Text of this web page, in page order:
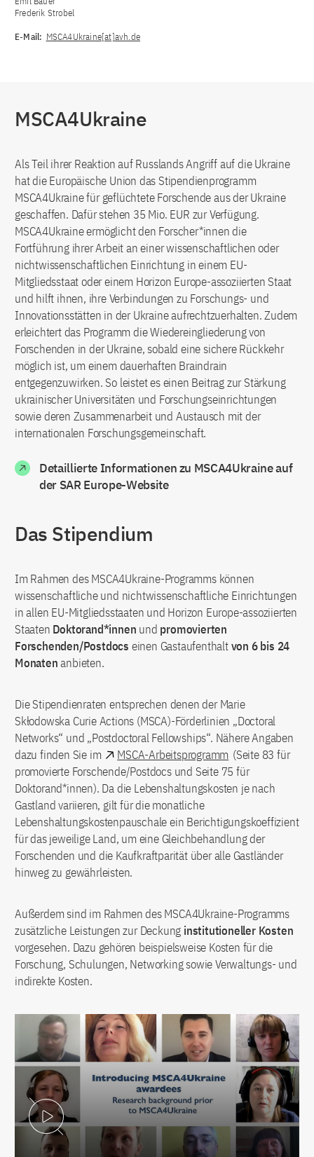
Frederik Strobel
E-Mail: MSCA4Ukraine[at]avh.de
MSCA4Ukraine
Als Teil ihrer Reaktion auf Russlands Angriff auf die Ukraine
hat die Europäische Union das Stipendienprogramm
MSCA4Ukraine für geflüchtete Forschende aus der Ukraine
geschaffen. Dafür stehen 35 Mio. EUR zur Verfügung.
MSCA4Ukraine ermöglicht den Forscher*innen die
Fortführung ihrer Arbeit an einer wissenschaftlichen oder
nichtwissenschaftlichen Einrichtung in einem EU-
Mitgliedsstaat oder einem Horizon Europe-assoziierten Staat
und hilft ihnen, ihre Verbindungen zu Forschungs- und
Innovationsstätten in der Ukraine aufrechtzuerhalten. Zudem
erleichtert das Programm die Wiedereingliederung von
Forschenden in der Ukraine, sobald eine sichere Rückkehr
möglich ist, um einem dauerhaften Braindrain
entgegenzuwirken. So leistet es einen Beitrag zur Stärkung
ukrainischer Universitäten und Forschungseinrichtungen
sowie deren Zusammenarbeit und Austausch mit der
internationalen Forschungsgemeinschaft.
Detaillierte Informationen zu MSCA4Ukraine auf
der SAR Europe-Website
Das Stipendium
Im Rahmen des MSCA4Ukraine-Programms können
wissenschaftliche und nichtwissenschaftliche Einrichtungen
in allen EU-Mitgliedsstaaten und Horizon Europe-assoziierten
Staaten Doktorand*innen und promovierten
Forschenden/Postdocs einen Gastaufenthaltvon 6 bis 24
Monatenanbieten.
Die Stipendienraten entsprechen denen der Marie
Skłodowska Curie Actions (MSCA)-Förderlinien „Doctoral
Networks“ und „Postdoctoral Fellowships“. Nähere Angaben
dazu finden Sie im
MSCA-Arbeitsprogramm (Seite 83 für
promovierte Forschende/Postdocs und Seite 75 für
Doktorand*innen). Da die Lebenshaltungskosten je nach
Gastland variieren, gilt für die monatliche
Lebenshaltungskostenpauschale ein Berichtigungskoeffizient
für das jeweilige Land, um eine Gleichbehandlung der
Forschenden und die Kaufkraftparität über alle Gastländer
hinweg zu gewährleisten.
Außerdem sind im Rahmen des MSCA4Ukraine-Programms
zusätzliche Leistungen zur Deckung institutioneller Kosten
vorgesehen. Dazu gehören beispielsweise Kosten für die
Forschung, Schulungen, Networking sowie Verwaltungs- und
indirekte Kosten.
Video abspielen